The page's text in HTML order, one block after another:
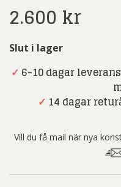
2.600 kr
Slut i lager
✓ 6-10 dagar
✓ 14 dagar
Vill du få mail när nya